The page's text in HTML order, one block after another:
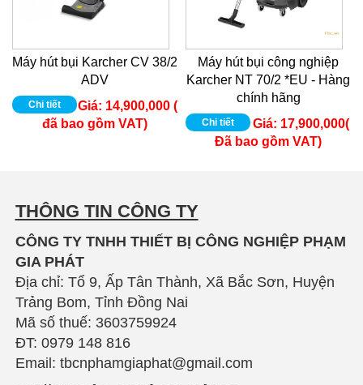
Máy hút bụi Karcher CV 38/2
ADV
Chi tiết Giá: 14,900,000 (
đã bao gồm VAT)
Máy hút bụi công nghiệp
Karcher NT 70/2 *EU - Hàng
chính hãng
Chi tiết Giá: 17,900,000(
Đã bao gồm VAT)
THÔNG TIN CÔNG TY
CÔNG TY TNHH THIẾT BỊ CÔNG NGHIỆP PHẠM
GIA PHÁT
Địa chỉ: Tổ 9, Ấp Tân Thành, Xã Bắc Sơn, Huyện
Trảng Bom, Tỉnh Đồng Nai
Mã số thuế: 3603759924
ĐT: 0979 148 816
Email: tbcnphamgiaphat@gmail.com